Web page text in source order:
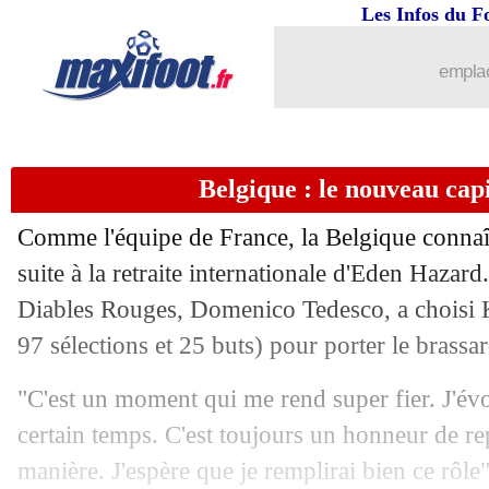
Les Infos du
Belgique : le nouveau
Comme l'équipe de France, la Belgique
suite à la retraite internationale d'Eden
Diables Rouges, Domenico Tedesco, a
97 sélections et 25 buts) pour porter le
"C'est un moment qui me rend super fier.
certain temps. C'est toujours un honneur de
manière. J'espère que je remplirai bien ce
: son avenir, Todibo s'interroge
22/03 Juve: Rabiot réagit à la rumeur
: Rabiot envoie un message
22/03 Barça: Alba réclame Messi
22/03 Arsenal: Balogun s'exprime sur son
22/03 Liverpool: Arthur va retourner à la
22/03 Basaksehir: Özil arrête sa carrière